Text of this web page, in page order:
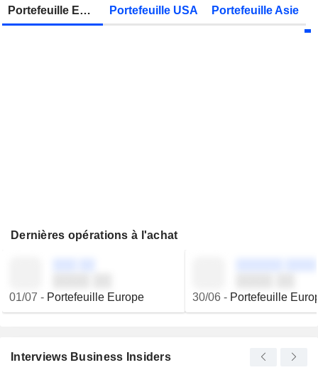
VIEL & CIE Publication des résultats - Q2 2026
Portefeuille Europe Portefeuille USA Portefeuille Asie
Dernières opérations à l'achat
01/07 - Portefeuille Europe 30/06- Portefeuille
Interviews Business Insiders